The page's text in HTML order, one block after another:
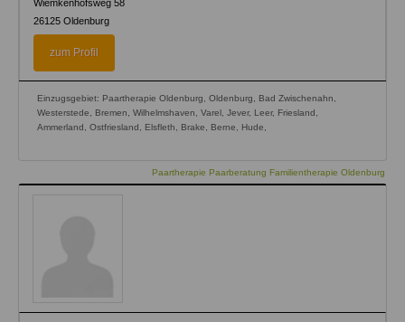
Wiemkenhofsweg 58
26125 Oldenburg
zum Profil
Einzugsgebiet: Paartherapie Oldenburg, Oldenburg, Bad Zwischenahn,
Westerstede, Bremen, Wilhelmshaven, Varel, Jever, Leer, Friesland,
Ammerland, Ostfriesland, Elsfleth, Brake, Berne, Hude,
Paartherapie Paarberatung Familientherapie Oldenburg